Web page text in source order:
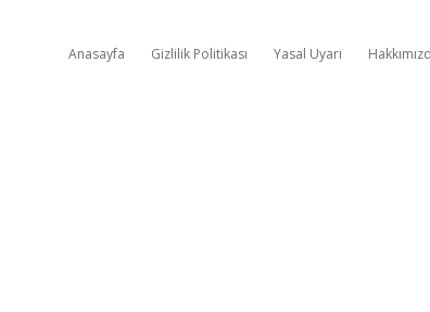
Anasayfa Gizlilik Politikası Yasal Uyarı